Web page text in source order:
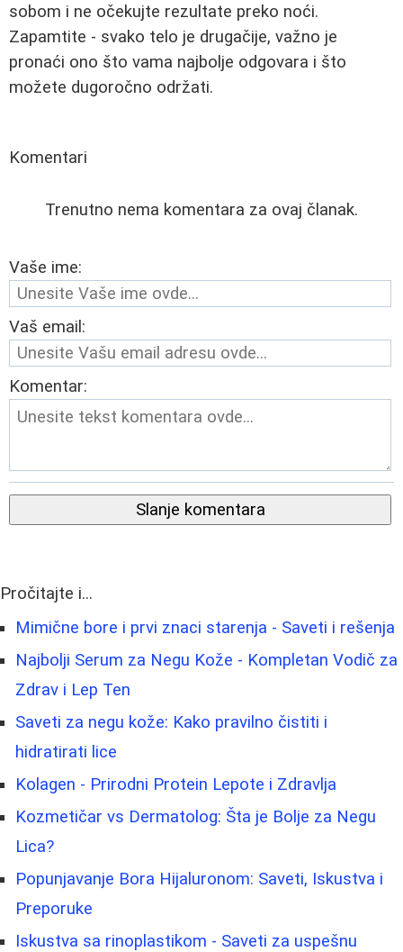
sobom i ne očekujte rezultate preko noći.
Zapamtite - svako telo je drugačije, važno je
pronaći ono što vama najbolje odgovara i što
možete dugoročno održati.
Komentari
Trenutno nema komentara za ovaj članak.
Vaše ime:
Vaš email:
Komentar:
Slanje komentara
Pročitajte i...
Mimične bore i prvi znaci starenja - Saveti i rešenja
Najbolji Serum za Negu Kože - Kompletan Vodič za
Zdrav i Lep Ten
Saveti za negu kože: Kako pravilno čistiti i
hidratirati lice
Kolagen - Prirodni Protein Lepote i Zdravlja
Kozmetičar vs Dermatolog: Šta je Bolje za Negu
Lica?
Popunjavanje Bora Hijaluronom: Saveti, Iskustva i
Preporuke
Iskustva sa rinoplastikom - Saveti za uspešnu